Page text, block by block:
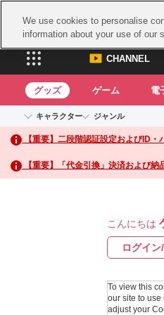
CHANNEL
CHANNEL
ASOBI CHANNEL
グッズ ゲーム 電
キャラクター
アイドルマスター
アイドルマスター
アイドルマスター シ
アイドルマスター シ
学園アイドルマスター
プロジェクトアイマ
テイルズ オブ シ
ジャンル
イベ
トイ
【重要】二段階認証設定およびID
【重要】「代金引換」決済および
こんにちは
ログイ
To view this
our site to use
adjust your
We use cookies to personalise
information about your use of our